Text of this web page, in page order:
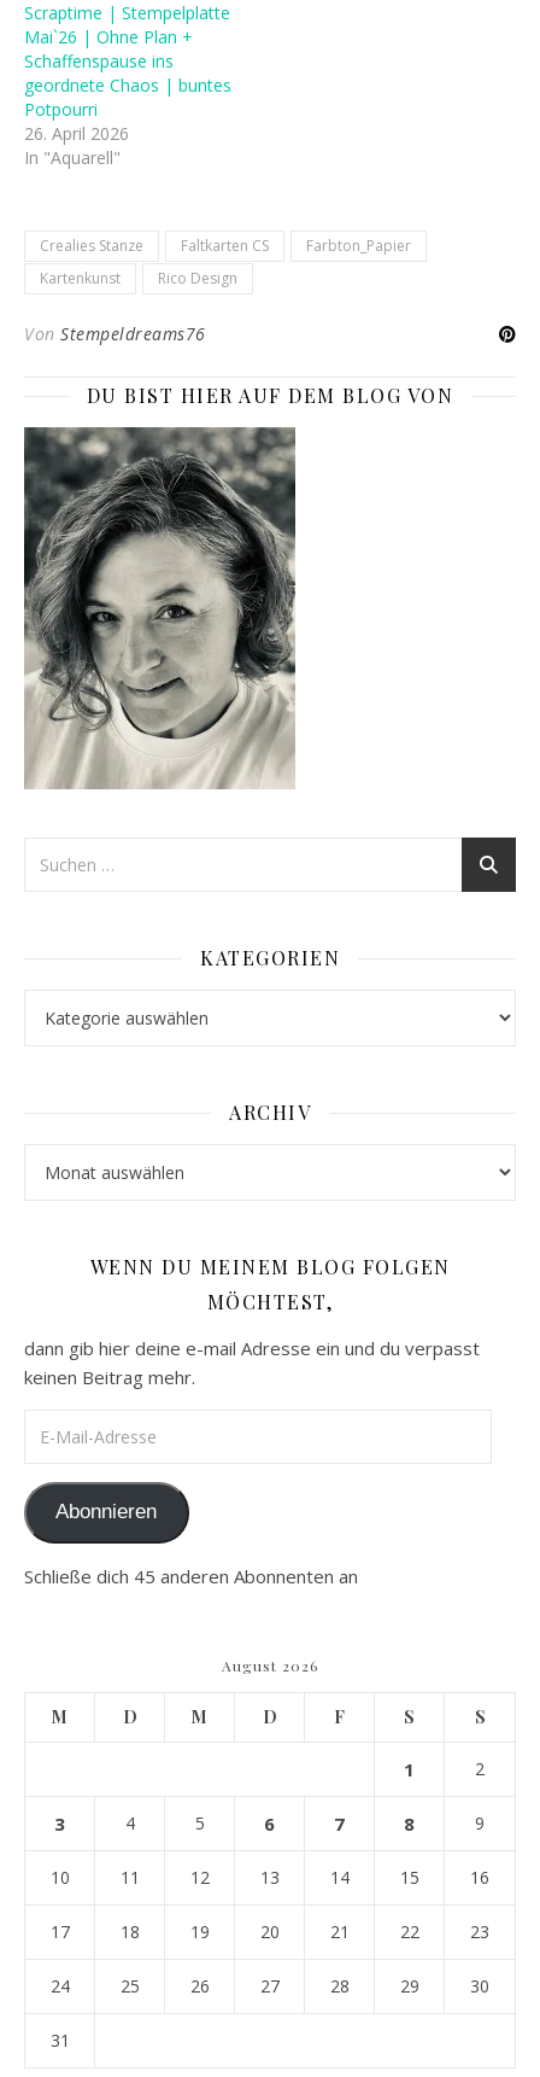
Scraptime | Stempelplatte
Mai`26 | Ohne Plan +
Schaffenspause ins
geordnete Chaos | buntes
Potpourri
26. April 2026
In "Aquarell"
Crealies Stanze Faltkarten CS
Farbton_Papier
Kartenkunst
Rico Design
Von Stempeldreams76
DU BIST HIER AUF DEM BLOG VON
KATEGORIEN
ARCHIV
WENN DU MEINEM BLOG FOLGEN
MÖCHTEST,
dann gib hier deine e-mail Adresse ein und du verpasst
keinen Beitrag mehr.
Abonnieren
Schließe dich 45 anderen Abonnenten an
August 2026
M D M D F S S
1 2
3 4 5 6 7 8 9
10 11 12 13 14 15 16
17 18 19 20 21 22 23
24 25 26 27 28 29 30
31